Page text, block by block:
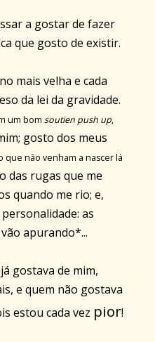
a gostar de fazer
que gosto de existir.
mais velha e cada
da lei da gravidade.
um bom soutien push up,
gosto dos meus
que não venham a nascer lá
das rugas que me
quando me rio; e,
personalidade: as
apurando*...
gostava de mim,
e quem não gostava
estou cada vez pior!